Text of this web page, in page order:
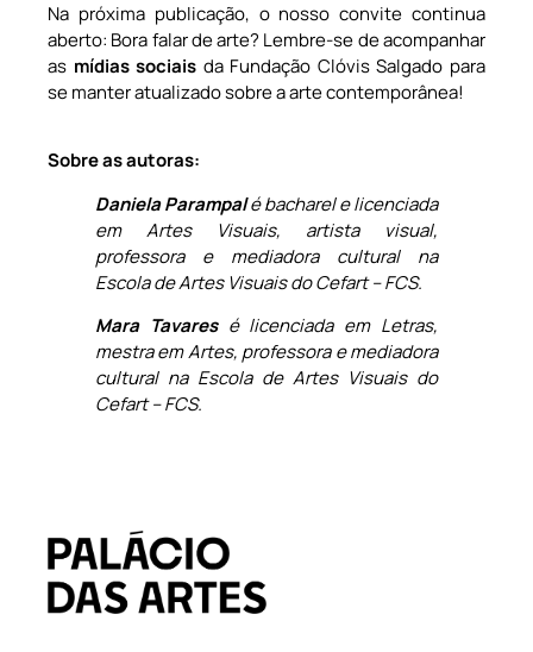
Na próxima publicação, o nosso convite continua
aberto: Bora falar de arte? Lembre-se de acompanhar
as mídias sociais da Fundação Clóvis Salgado para
se manter atualizado sobre a arte contemporânea!
Sobre as autoras:
Daniela Parampalé bacharel e licenciada
em Artes Visuais, artista visual,
professora e mediadora cultural na
Escola de Artes Visuais do Cefart – FCS.
Mara Tavaresé licenciada em Letras,
mestra em Artes, professora e mediadora
cultural na Escola de Artes Visuais do
Cefart – FCS.